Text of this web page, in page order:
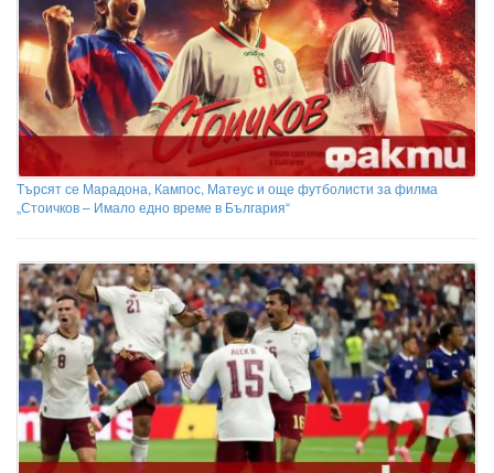
Търсят се Марадона, Кампос, Матеус и още футболисти за филма
„Стоичков – Имало едно време в България“